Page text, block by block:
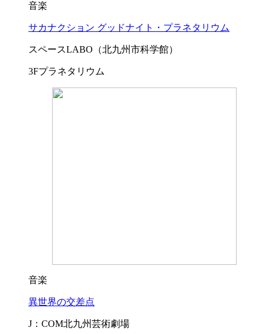
音楽
サカナクション グッドナイト・プラネタリウム
スペースLABO（北九州市科学館）
3Fプラネタリウム
音楽
異世界の交差点
J：COM北九州芸術劇場